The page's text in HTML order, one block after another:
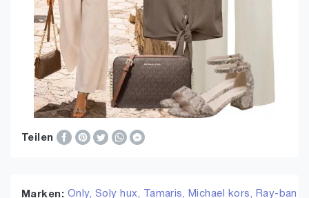
Teilen
Marken: Only, Soly hux, Tamaris, Michael kors, Ray-ban